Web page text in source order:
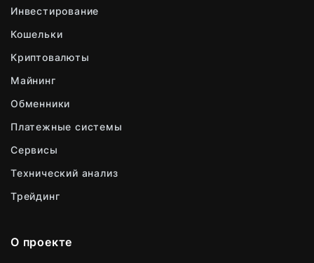
Инвестирование
Кошельки
Криптовалюты
Майнинг
Обменники
Платежные системы
Сервисы
Технический анализ
Трейдинг
О проекте